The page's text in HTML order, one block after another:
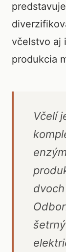
včelstvo aj
produkcia
Včelí